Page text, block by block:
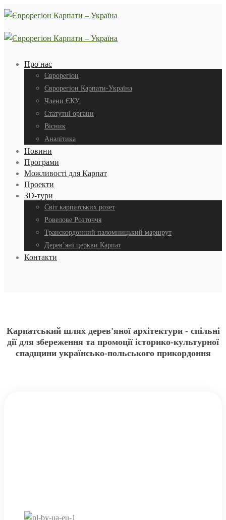
Про нас
Єврорегіон
Єврорегіон Карпати-Україна
Члени ЄКУ
Статутні органи
Вісник
Аналітика
Новини
Програми
Можливості для Карпат
Проекти
3D-тури
Світ карпатських розет
Ровелове Розточчя
Транскордонний паломницький маршрут
Дерев’яні церкви Карпат
Контакти
Карпатський шлях дерев'яної архітектури - спільні
дії для збереження та промоції історико-культурної
спадщини українсько-польського прикордоння